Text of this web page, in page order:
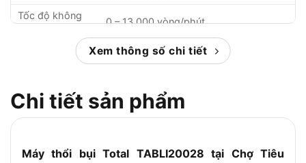
Tốc độ không
tải
0 – 13.000 vòng/phút
Lưu lượng gió ~2.7 m³/phút
Điều chỉnh tốc
độ
Có (nút cò bóp điều chỉnh lực thổi linh
hoạt)
(chưa pin)
Khoảng 1.1 – 1.2 kg
Xem thông số chi tiết
Chi tiết sản phẩm
Máy thổi bụi Total TABLI20028 tại Chợ Tiêu